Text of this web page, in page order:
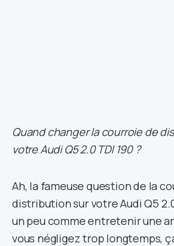
Quand changer la courroie de
votre Audi Q5 2.0 TDI 190 ?
Ah, la fameuse question de la
distribution sur votre Audi Q5 2.0
un peu comme entretenir une
vous négligez trop longtemps,